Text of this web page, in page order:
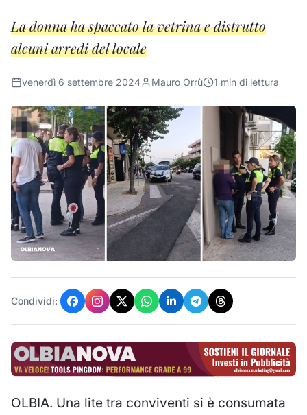
La donna ha spaccato la vetrina e distrutto
alcuni arredi del locale
venerdì 6 settembre 2024 Mauro Orrù 1 min di lettura
Condividi:
OLBIA. Una lite tra conviventi si è consumata